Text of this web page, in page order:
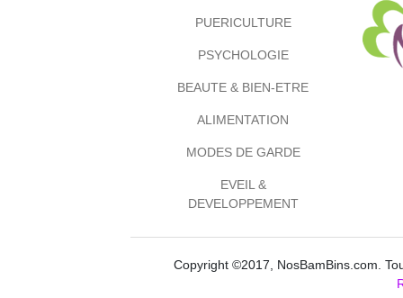
PUERICULTURE
PSYCHOLOGIE
BEAUTE & BIEN-ETRE
ALIMENTATION
MODES DE GARDE
EVEIL &
DEVELOPPEMENT
Copyright ©2017, NosBamBins.com.